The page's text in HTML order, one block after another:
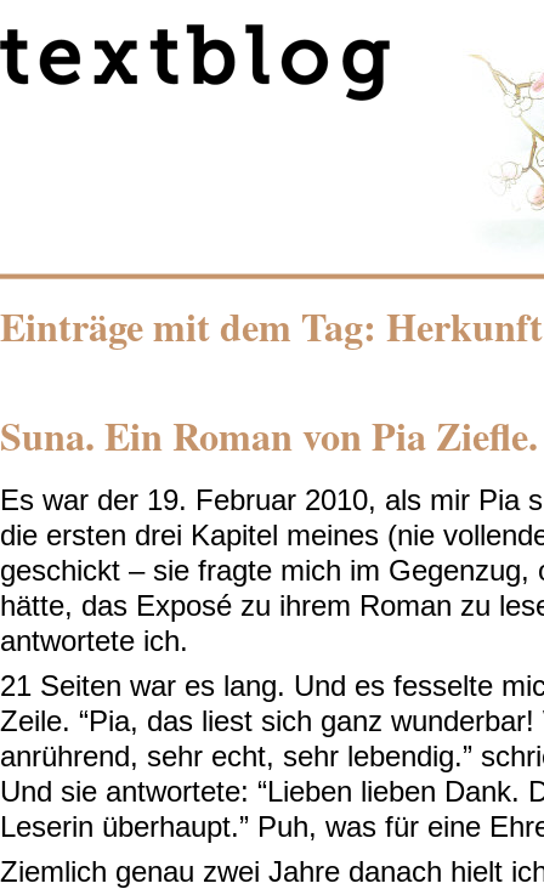
Einträge mit dem Tag: Herkunft
Suna. Ein Roman von Pia Ziefle.
Es war der 19. Februar 2010, als mir Pia
die ersten drei Kapitel meines (nie
geschickt – sie fragte mich im Gegenzug,
hätte, das Exposé zu ihrem Roman zu
antwortete ich.
21 Seiten war es lang. Und es fesselte
Zeile. “Pia, das liest sich ganz
anrührend, sehr echt, sehr lebendig.”
Und sie antwortete: “Lieben lieben Dank.
Leserin überhaupt.” Puh, was für eine
Ziemlich genau zwei Jahre danach hielt